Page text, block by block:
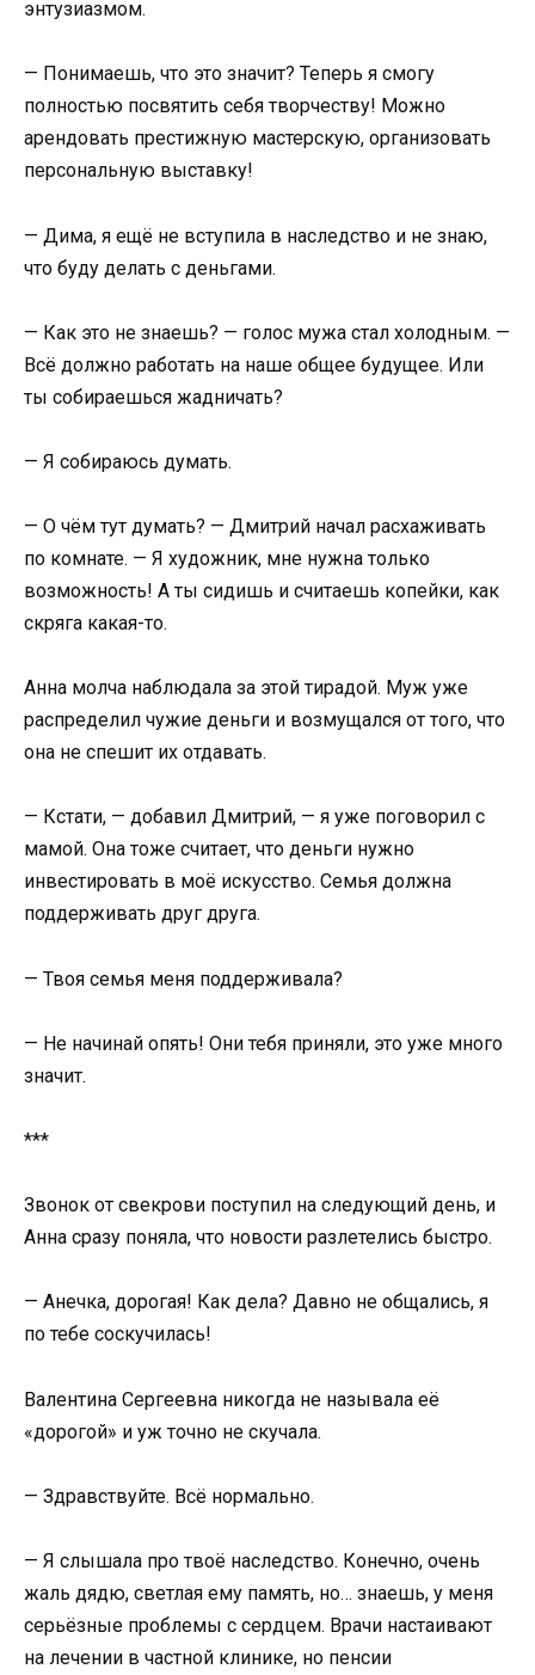
энтузиазмом.
— Понимаешь, что это значит? Теперь я смогу
полностью посвятить себя творчеству! Можно
арендовать престижную мастерскую, организовать
персональную выставку!
— Дима, я ещё не вступила в наследство и не знаю,
что буду делать с деньгами.
— Как это не знаешь? — голос мужа стал холодным. —
Всё должно работать на наше общее будущее. Или
ты собираешься жадничать?
— Я собираюсь думать.
— О чём тут думать? — Дмитрий начал расхаживать
по комнате. — Я художник, мне нужна только
возможность! А ты сидишь и считаешь копейки, как
скряга какая-то.
Анна молча наблюдала за этой тирадой. Муж уже
распределил чужие деньги и возмущался от того, что
она не спешит их отдавать.
— Кстати, — добавил Дмитрий, — я уже поговорил с
мамой. Она тоже считает, что деньги нужно
инвестировать в моё искусство. Семья должна
поддерживать друг друга.
— Твоя семья меня поддерживала?
— Не начинай опять! Они тебя приняли, это уже много
значит.
***
Звонок от свекрови поступил на следующий день, и
Анна сразу поняла, что новости разлетелись быстро.
— Анечка, дорогая! Как дела? Давно не общались, я
по тебе соскучилась!
Валентина Сергеевна никогда не называла её
«дорогой» и уж точно не скучала.
— Здравствуйте. Всё нормально.
— Я слышала про твоё наследство. Конечно, очень
жаль дядю, светлая ему память, но… знаешь, у меня
серьёзные проблемы с сердцем. Врачи настаивают
на лечении в частной клинике, но пенсии